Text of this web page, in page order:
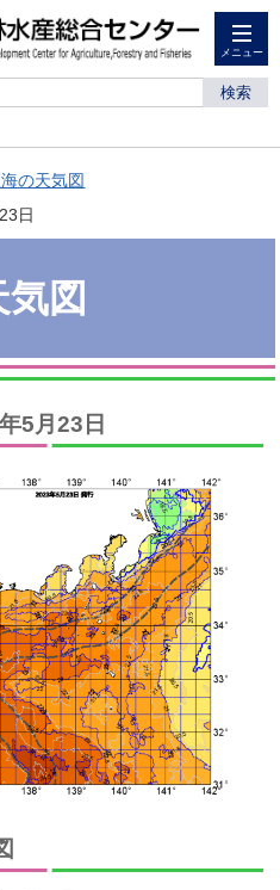
メニュー
検索
の天気図
日
図
5月23日